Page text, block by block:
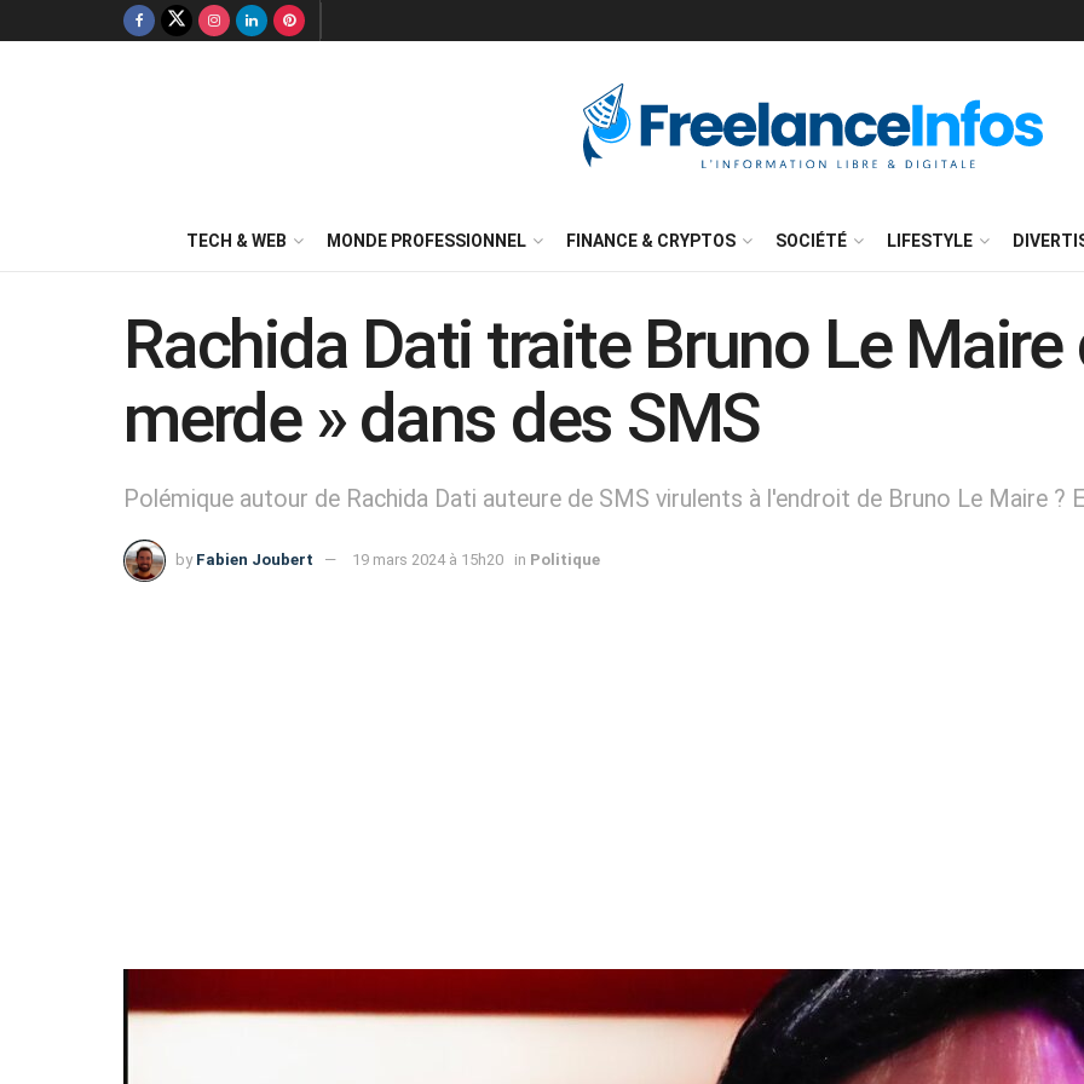
TECH & WEB MONDE PROFESSIONNEL FINANCE & CRYPTOS SOCIÉTÉ LIFESTYLE
Rachida Dati traite Bruno Le Maire
merde » dans des SMS
Polémique autour de Rachida Dati auteure de SMS virulents à l'endroit de Bruno Le Maire ?
by Fabien Joubert 19 mars 2024 à 15h20 in Politique